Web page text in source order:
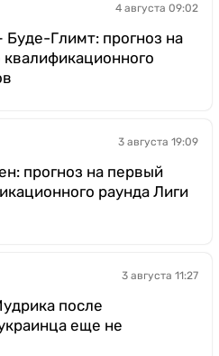
4 августа 09:02
Глимт: прогноз на
3 августа 19:09
прогноз на первый
раунда Лиги
3 августа 11:27
после
еще не